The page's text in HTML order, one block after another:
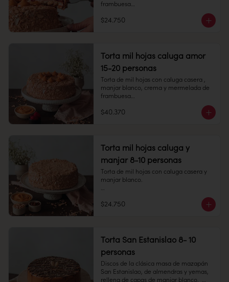
frambuesa
Congelado: Mantener a -18 °C.
Duración: 6 meses. Una vez
descongelado mantener refrigerado.
Refrigerado: Mantener entre 3-5 °C.
$24.750
Torta mil hojas caluga amor
15-20 personas
Torta de mil hojas con caluga casera ,
manjar blanco, crema y mermelada de
frambuesa
15-20 personas
Peso: 2.280 gr
Congelado: Mantener a -18 °C.
Duración: 6 meses. Una vez
descongelado mantener refrigerado.
Duración: 10 días refrigerada.
$40.370
Torta mil hojas caluga y
manjar 8-10 personas
Torta de mil hojas con caluga casera y
manjar blanco.
Duración: 6 meses. Una vez
descongelado mantener refrigerado.
Refrigerado: Mantener entre 3-5 °C.
$24.750
Torta San Estanislao 8- 10
personas
Discos de la clásica masa de mazapán
San Estanislao, de almendras y yemas,
rellena de capas de manjar blanco.